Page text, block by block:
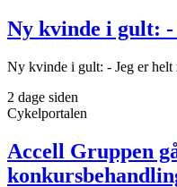
Ny kvinde i gult:
Ny kvinde i gult: - Jeg er helt
2 dage siden
Cykelportalen
Accell Gruppen